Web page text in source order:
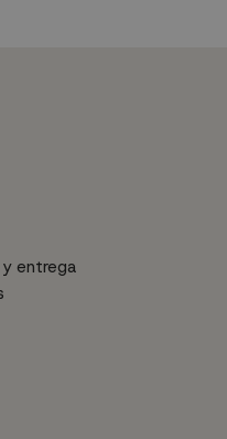
entrega